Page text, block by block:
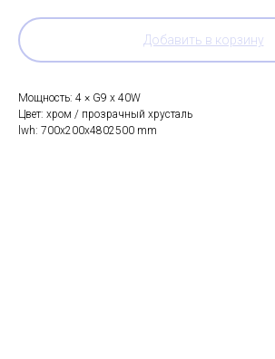
Добавить в корзину
Мощность: 4 × G9 x 40W
Цвет: хром / прозрачный хрусталь
lwh: 700x200x4802500 mm